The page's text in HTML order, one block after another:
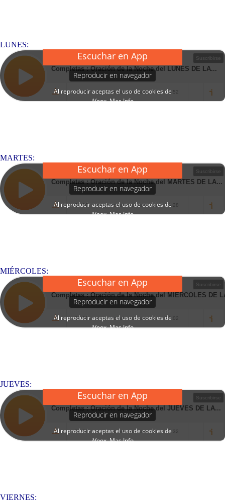
LUNES:
MARTES:
MIÉRCOLES:
JUEVES:
VIERNES: